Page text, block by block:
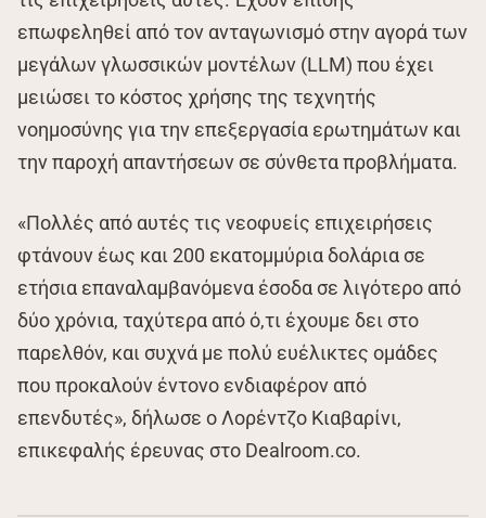
επωφεληθεί από τον ανταγωνισμό στην αγορά των
μεγάλων γλωσσικών μοντέλων (LLM) που έχει
μειώσει το κόστος χρήσης της τεχνητής
νοημοσύνης για την επεξεργασία ερωτημάτων και
την παροχή απαντήσεων σε σύνθετα προβλήματα.
«Πολλές από αυτές τις νεοφυείς επιχειρήσεις
φτάνουν έως και 200 εκατομμύρια δολάρια σε
ετήσια επαναλαμβανόμενα έσοδα σε λιγότερο από
δύο χρόνια, ταχύτερα από ό,τι έχουμε δει στο
παρελθόν, και συχνά με πολύ ευέλικτες ομάδες
που προκαλούν έντονο ενδιαφέρον από
επενδυτές», δήλωσε ο Λορέντζο Κιαβαρίνι,
επικεφαλής έρευνας στο Dealroom.co.